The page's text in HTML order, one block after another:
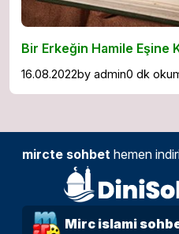
Bir Erkeğin Hamile Eşine
16.08.2022by admin0 dk
mircte sohbet hemen
Mirc islami